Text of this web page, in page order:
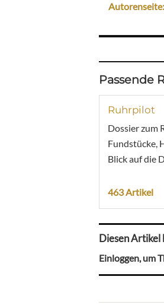
Passende
Ruhrpilot
Dossier zum
Fundstücke,
Blick auf die
463 Artikel
Diesen Artikel
Einloggen, um